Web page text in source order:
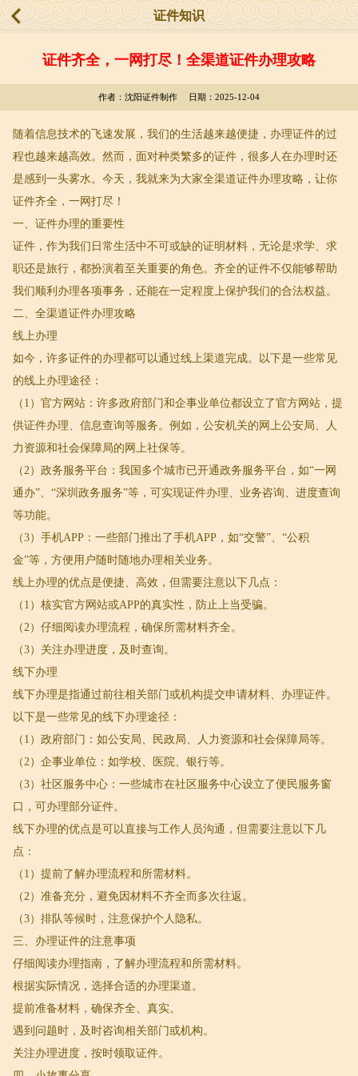
证件知识
证件齐全，一网打尽！全渠道证件办理攻略
作者：沈阳证件制作 日期：2025-12-04
随着信息技术的飞速发展，我们的生活越来越便捷，办理证件的过
程也越来越高效。然而，面对种类繁多的证件，很多人在办理时还
是感到一头雾水。今天，我就来为大家全渠道证件办理攻略，让你
证件齐全，一网打尽！
一、证件办理的重要性
证件，作为我们日常生活中不可或缺的证明材料，无论是求学、求
职还是旅行，都扮演着至关重要的角色。齐全的证件不仅能够帮助
我们顺利办理各项事务，还能在一定程度上保护我们的合法权益。
二、全渠道证件办理攻略
线上办理
如今，许多证件的办理都可以通过线上渠道完成。以下是一些常见
的线上办理途径：
（1）官方网站：许多政府部门和企事业单位都设立了官方网站，提
供证件办理、信息查询等服务。例如，公安机关的网上公安局、人
力资源和社会保障局的网上社保等。
（2）政务服务平台：我国多个城市已开通政务服务平台，如“一网
通办”、“深圳政务服务”等，可实现证件办理、业务咨询、进度查询
等功能。
（3）手机APP：一些部门推出了手机APP，如“交警”、“公积
金”等，方便用户随时随地办理相关业务。
线上办理的优点是便捷、高效，但需要注意以下几点：
（1）核实官方网站或APP的真实性，防止上当受骗。
（2）仔细阅读办理流程，确保所需材料齐全。
（3）关注办理进度，及时查询。
线下办理
线下办理是指通过前往相关部门或机构提交申请材料、办理证件。
以下是一些常见的线下办理途径：
（1）政府部门：如公安局、民政局、人力资源和社会保障局等。
（2）企事业单位：如学校、医院、银行等。
（3）社区服务中心：一些城市在社区服务中心设立了便民服务窗
口，可办理部分证件。
线下办理的优点是可以直接与工作人员沟通，但需要注意以下几
点：
（1）提前了解办理流程和所需材料。
（2）准备充分，避免因材料不齐全而多次往返。
（3）排队等候时，注意保护个人隐私。
三、办理证件的注意事项
仔细阅读办理指南，了解办理流程和所需材料。
根据实际情况，选择合适的办理渠道。
提前准备材料，确保齐全、真实。
遇到问题时，及时咨询相关部门或机构。
关注办理进度，按时领取证件。